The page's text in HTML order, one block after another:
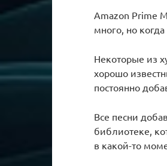
Amazon Prime
много, но
Некоторые из
хорошо
постоянно
Все песни
библиотеке,
в какой-то